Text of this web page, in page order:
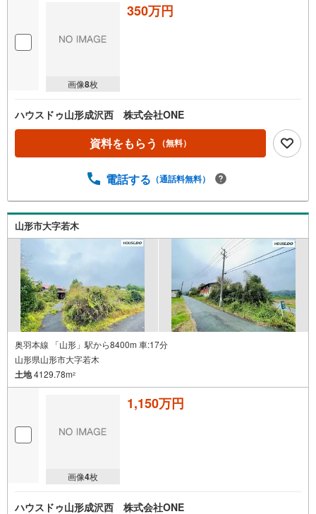
画像8枚
350万円
ハウスドゥ山形成沢西 株式会社ONE
資料をもらう （無料）
電話する （通話料無料）
山形市大字若木
奥羽本線 「山形」駅から8400m 車:17分
山形県山形市大字若木
土地4129.78m2
画像4枚
1,150万円
ハウスドゥ山形成沢西 株式会社ONE